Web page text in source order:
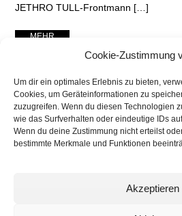
Cookie-Zustimmung
Um dir ein optimales Erlebnis zu bieten,
Cookies, um Geräteinformationen zu
zuzugreifen. Wenn du diesen Technologien
wie das Surfverhalten oder eindeutige IDs
Wenn du deine Zustimmung nicht erteilst
bestimmte Merkmale und Funktionen
Akzeptieren
JETHRO TULL-Frontmann […]
... MEHR ...
networking